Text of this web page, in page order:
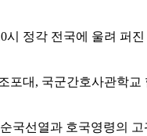
정각 전국에 울려 퍼
대, 국군간호사관학
국선열과 호국영령의